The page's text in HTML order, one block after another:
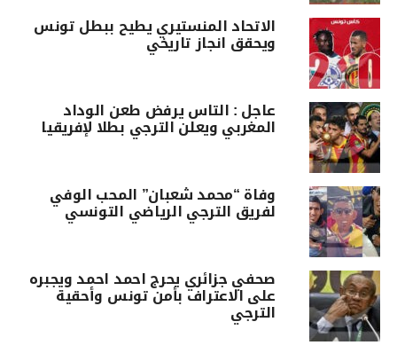
الاتحاد المنستيري يطيح ببطل تونس
ويحقق انجاز تاريخي
عاجل : التاس يرفض طعن الوداد
المغربي ويعلن الترجي بطلا لإفريقيا
وفاة “محمد شعبان” المحب الوفي
لفريق الترجي الرياضي التونسي
صحفي جزائري يحرج احمد احمد ويجبره
على الاعتراف بأمن تونس وأحقية
الترجي